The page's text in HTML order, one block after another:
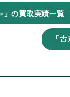
」の買取実績一覧
「